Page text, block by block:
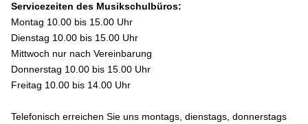
Servicezeiten des Musikschulbüros:
Montag 10.00 bis 15.00 Uhr
Dienstag 10.00 bis 15.00 Uhr
Mittwoch nur nach Vereinbarung
Donnerstag 10.00 bis 15.00 Uhr
Freitag 10.00 bis 14.00 Uhr
Telefonisch erreichen Sie uns montags, dienstags, donnerstags